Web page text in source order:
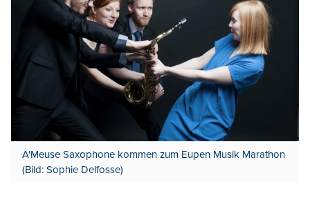
A'Meuse Saxophone kommen zum Eupen Musik Marathon
(Bild: Sophie Delfosse)